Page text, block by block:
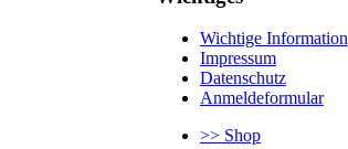
Wichtige Information
Impressum
Datenschutz
Anmeldeformular
>> Shop